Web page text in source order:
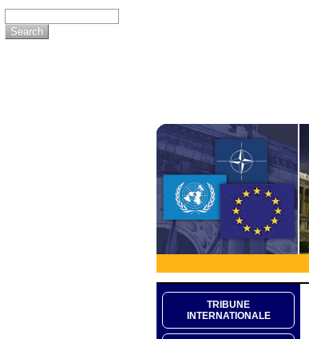
TRIBUNE
INTERNATIONALE